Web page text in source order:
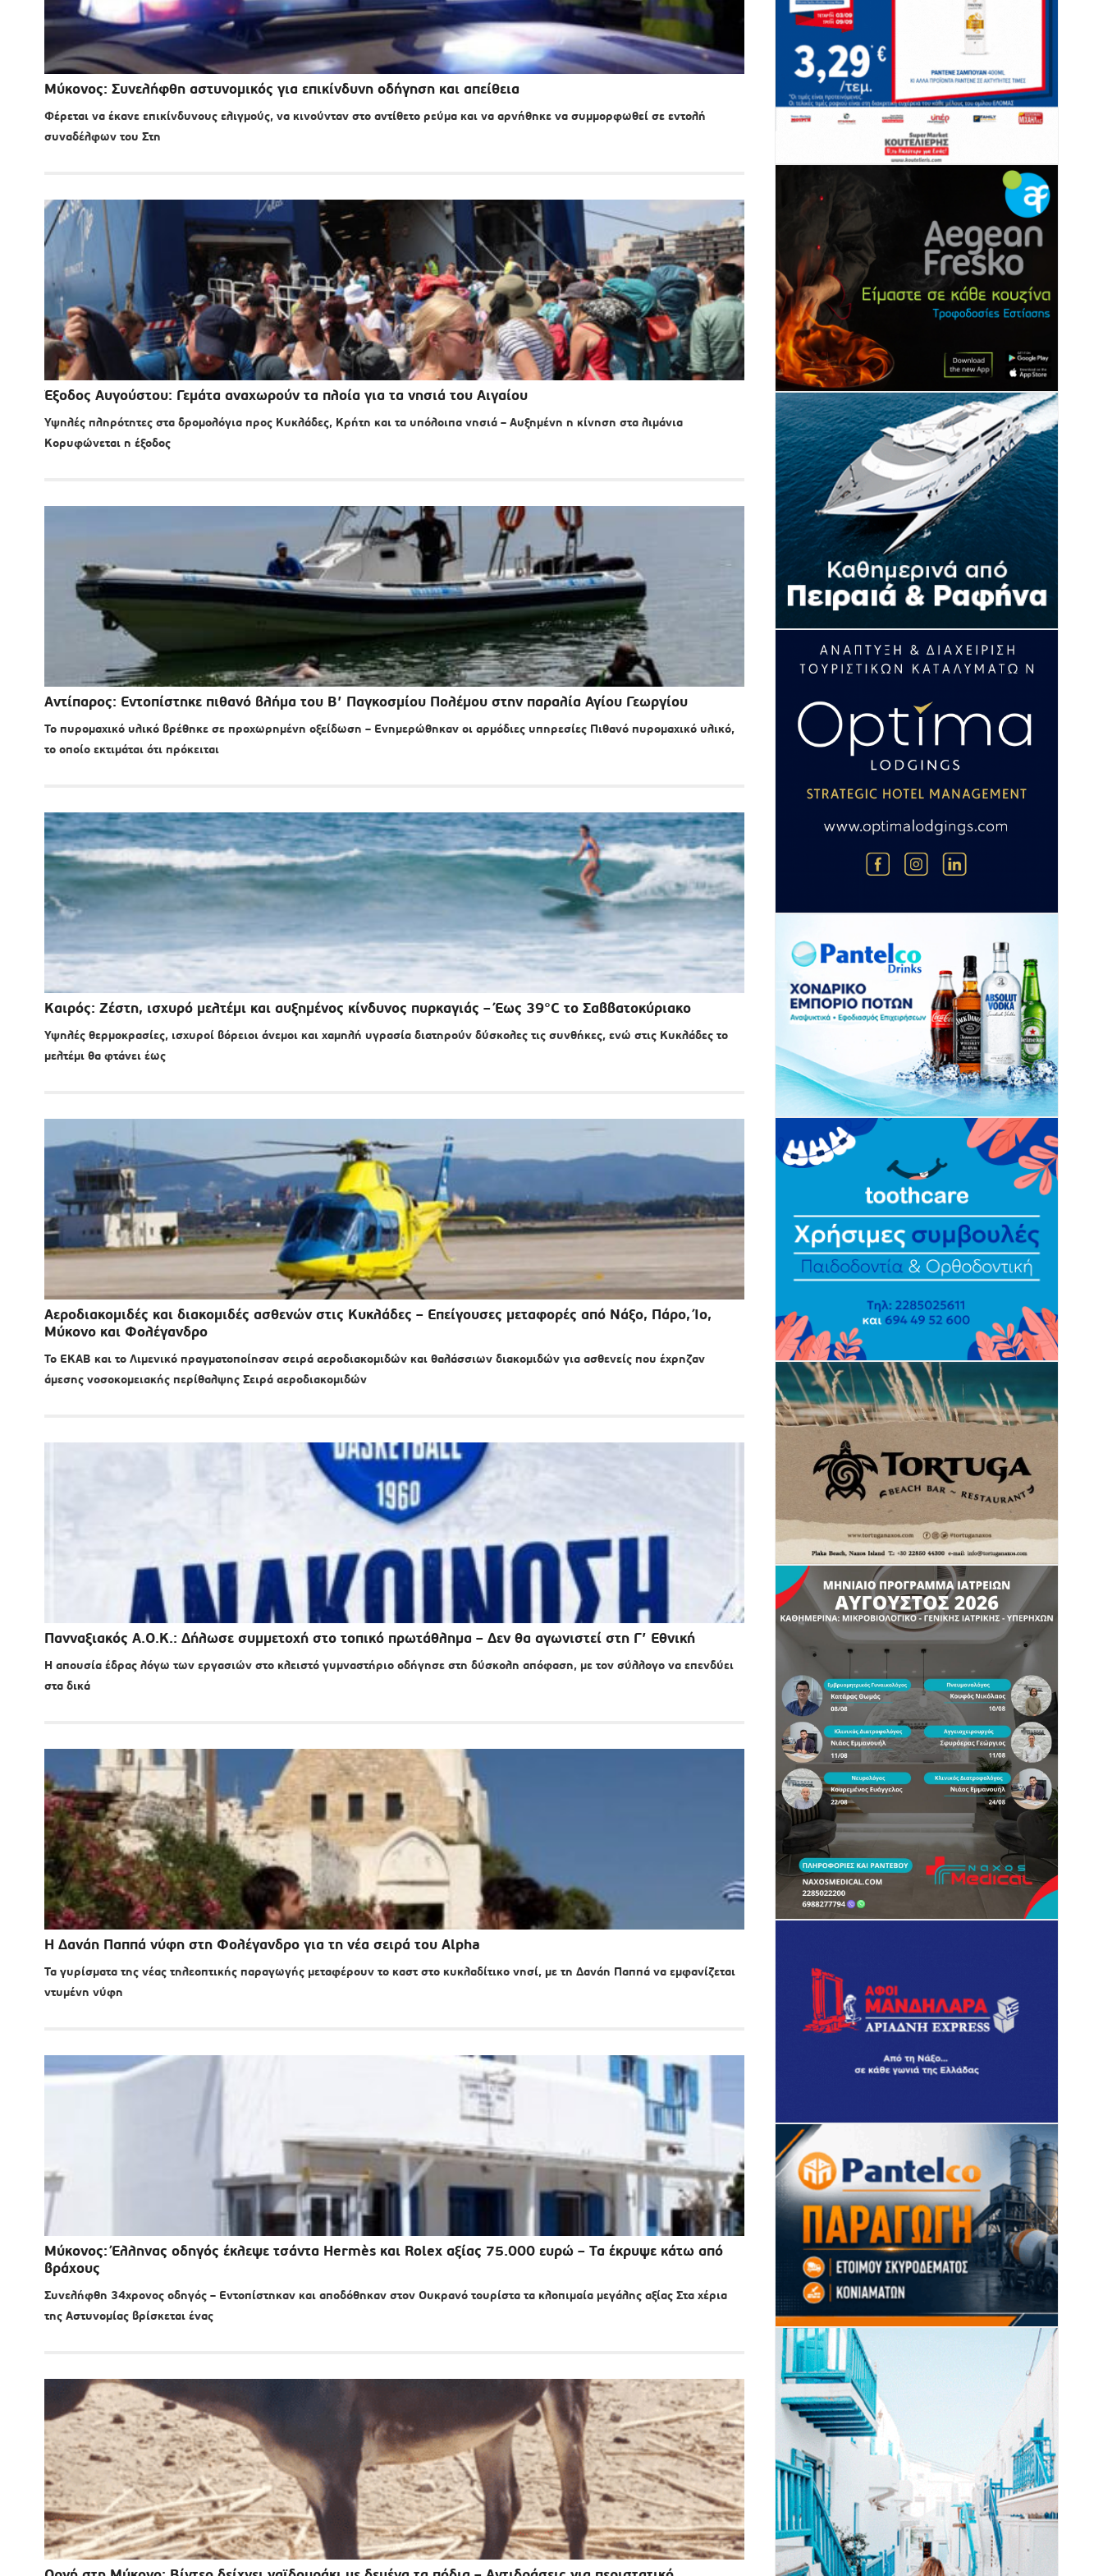
Μύκονος: Συνελήφθη αστυνομικός για επικίνδυνη οδήγηση και απείθεια
Φέρεται να έκανε επικίνδυνους ελιγμούς, να κινούνταν στο αντίθετο ρεύμα και να αρνήθηκε να συμμορφωθεί σε εντολή
συναδέλφων του Στη
Έξοδος Αυγούστου: Γεμάτα αναχωρούν τα πλοία για τα νησιά του Αιγαίου
Υψηλές πληρότητες στα δρομολόγια προς Κυκλάδες, Κρήτη και τα υπόλοιπα νησιά – Αυξημένη η κίνηση στα λιμάνια
Κορυφώνεται η έξοδος
Αντίπαρος: Εντοπίστηκε πιθανό βλήμα του Β’ Παγκοσμίου Πολέμου στην παραλία Αγίου Γεωργίου
Το πυρομαχικό υλικό βρέθηκε σε προχωρημένη οξείδωση – Ενημερώθηκαν οι αρμόδιες υπηρεσίες Πιθανό πυρομαχικό υλικό,
το οποίο εκτιμάται ότι πρόκειται
Καιρός: Ζέστη, ισχυρό μελτέμι και αυξημένος κίνδυνος πυρκαγιάς – Έως 39°C το Σαββατοκύριακο
Υψηλές θερμοκρασίες, ισχυροί βόρειοι άνεμοι και χαμηλή υγρασία διατηρούν δύσκολες τις συνθήκες, ενώ στις Κυκλάδες το
μελτέμι θα φτάνει έως
Αεροδιακομιδές και διακομιδές ασθενών στις Κυκλάδες – Επείγουσες μεταφορές από Νάξο, Πάρο, Ίο,
Μύκονο και Φολέγανδρο
Το ΕΚΑΒ και το Λιμενικό πραγματοποίησαν σειρά αεροδιακομιδών και θαλάσσιων διακομιδών για ασθενείς που έχρηζαν
άμεσης νοσοκομειακής περίθαλψης Σειρά αεροδιακομιδών
Πανναξιακός Α.Ο.Κ.: Δήλωσε συμμετοχή στο τοπικό πρωτάθλημα – Δεν θα αγωνιστεί στη Γ’ Εθνική
Η απουσία έδρας λόγω των εργασιών στο κλειστό γυμναστήριο οδήγησε στη δύσκολη απόφαση, με τον σύλλογο να επενδύει
στα δικά
Η Δανάη Παππά νύφη στη Φολέγανδρο για τη νέα σειρά του Alpha
Τα γυρίσματα της νέας τηλεοπτικής παραγωγής μεταφέρουν το καστ στο κυκλαδίτικο νησί, με τη Δανάη Παππά να εμφανίζεται
ντυμένη νύφη
Μύκονος: Έλληνας οδηγός έκλεψε τσάντα Hermès και Rolex αξίας 75.000 ευρώ – Τα έκρυψε κάτω από
βράχους
Συνελήφθη 34χρονος οδηγός – Εντοπίστηκαν και αποδόθηκαν στον Ουκρανό τουρίστα τα κλοπιμαία μεγάλης αξίας Στα χέρια
της Αστυνομίας βρίσκεται ένας